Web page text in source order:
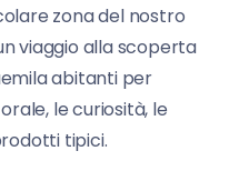
zona del nostro
viaggio alla scoperta
abitanti per
le curiosità, le
tipici.